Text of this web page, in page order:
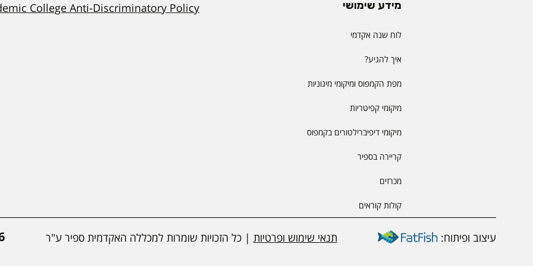
מידע שימושי
לוח שנה אקדמי
איך להגיע?
מפת הקמפוס ומיקומי מיגוניות
מיקומי קפיטריות
מיקומי דיפיברילטורים בקמפוס
קריירה בספיר
מכרזים
קולות קוראים
College Anti-Discriminatory Policy
עיצוב ופיתוח: תנאי שימוש ופרטיות | כל הזכויות שומרות למכללה האקדמית ספיר ע"ר